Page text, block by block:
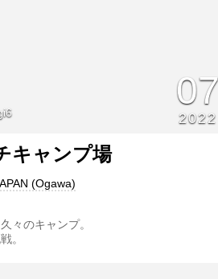
2022
キャンプ場
(Ogawa)
々のキャンプ。
。